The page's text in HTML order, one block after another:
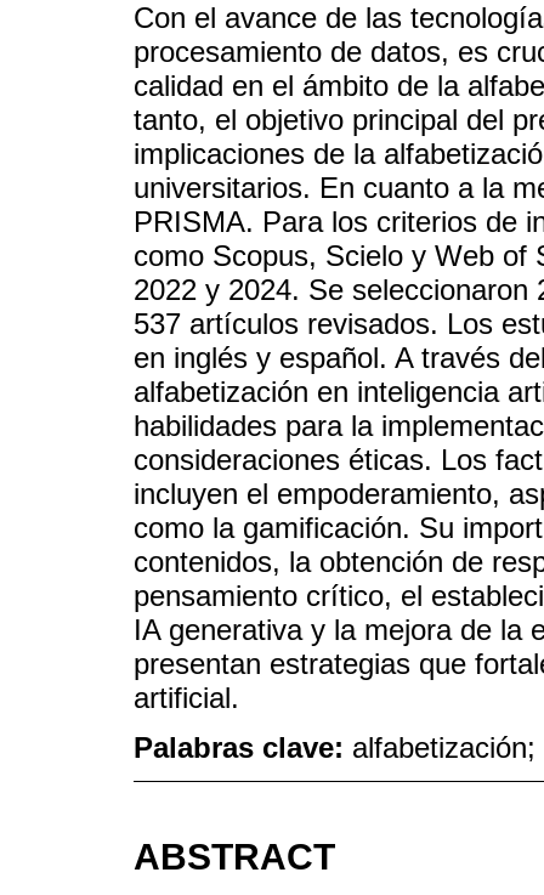
Con el avance de las
procesamiento de datos, es
calidad en el ámbito de la
tanto, el objetivo principal del
implicaciones de la
universitarios. En cuanto a la
PRISMA. Para los criterios de
como Scopus, Scielo y Web of
2022 y 2024. Se
537 artículos revisados. Los
en inglés y español. A través
alfabetización en inteligencia
habilidades para la
consideraciones éticas. Los
incluyen el empoderamiento,
como la gamificación. Su
contenidos, la obtención de
pensamiento crítico, el
IA generativa y la mejora de la
presentan estrategias que
artificial.
Palabras clave:
ABSTRACT